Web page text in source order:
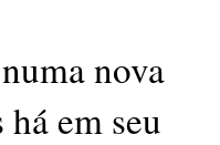
nova
em seu